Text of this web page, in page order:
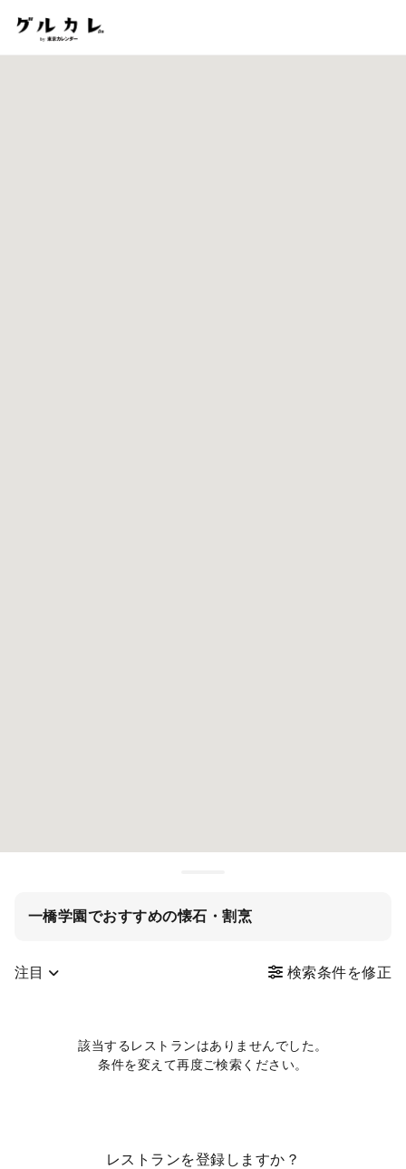
一橋学園でおすすめの懐石・割烹
注目 検索条件を修正
該当するレストランはありませんでした。
条件を変えて再度ご検索ください。
レストランを登録しますか？